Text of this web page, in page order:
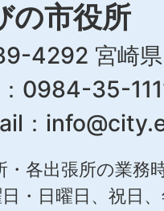
の市役所
4292 宮崎
0984-35-
：
・各出張所の業務
・日曜日、祝日